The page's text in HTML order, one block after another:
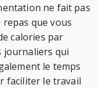
ne fait pas
que vous
calories par
journaliers qui
le temps
faciliter le travail